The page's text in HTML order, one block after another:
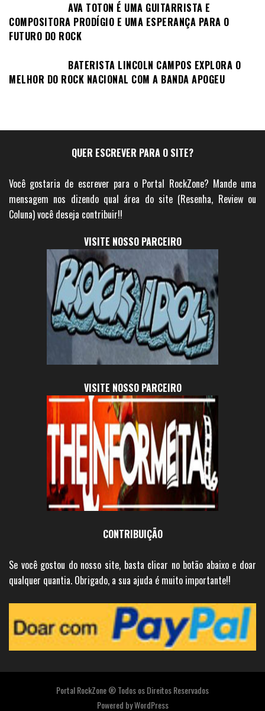
AVA TOTON É UMA GUITARRISTA E
COMPOSITORA PRODÍGIO E UMA ESPERANÇA PARA O
FUTURO DO ROCK
BATERISTA LINCOLN CAMPOS EXPLORA O
MELHOR DO ROCK NACIONAL COM A BANDA APOGEU
QUER ESCREVER PARA O SITE?
Você gostaria de escrever para o Portal RockZone? Mande uma
mensagem nos dizendo qual área do site (Resenha, Review ou
Coluna) você deseja contribuir!!
VISITE NOSSO PARCEIRO
VISITE NOSSO PARCEIRO
CONTRIBUIÇÃO
Se você gostou do nosso site, basta clicar no botão abaixo e doar
qualquer quantia. Obrigado, a sua ajuda é muito importante!!
Portal RockZone ® Todos os Direitos Reservados
Powered byWordPress